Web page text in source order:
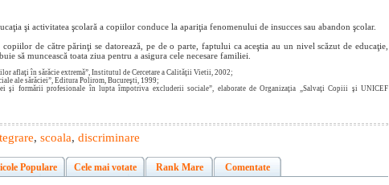
şi activitatea şcolară a copiilor conduce la apariţia fenomenului de insucces sau abandon şcolar.
de către părinţi se datorează, pe de o parte, faptului ca aceştia au un nivel scăzut de educaţie,
să muncească toata ziua pentru a asigura cele necesare familiei.
aflaţi în sărăcie extremă”, Institutul de Cercetare a Calităţii Vietii, 2002;
ale sărăciei”, Editura Polirom, Bucureşti, 1999;
şi formării profesionale în lupta împotriva excluderii sociale”, elaborate de Organizaţia „Salvaţi Copiii şi UNICEF
, scoala, discriminare
Populare Cele mai votate Rank Mare Comentate